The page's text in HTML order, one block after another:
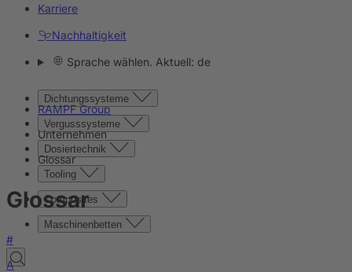
Karriere
Nachhaltigkeit
Sprache wählen. Aktuell: de
Dichtungssysteme
Vergusssysteme
Dosiertechnik
Tooling
Composites
Maschinenbetten
RAMPF Group
Unternehmen
Glossar
Glossar
#
A